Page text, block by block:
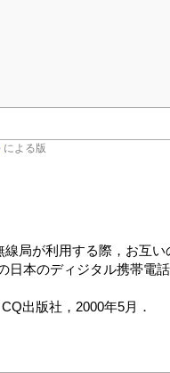
による版
局が利用する際，お互
本のディジタル携帯電
出版社，2000年5月．